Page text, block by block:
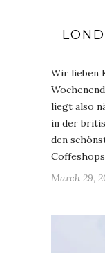
Wir lieben
liegt also
in der
den
March 29,